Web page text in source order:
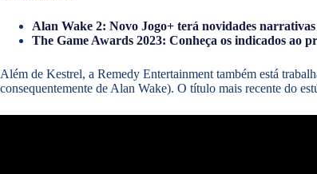
Alan Wake 2: Novo Jogo+ terá novidades narrativas
The Game Awards 2023: Conheça os indicados ao
Além de Kestrel, a Remedy Entertainment também está
consequentemente de Alan Wake). O título mais recente do